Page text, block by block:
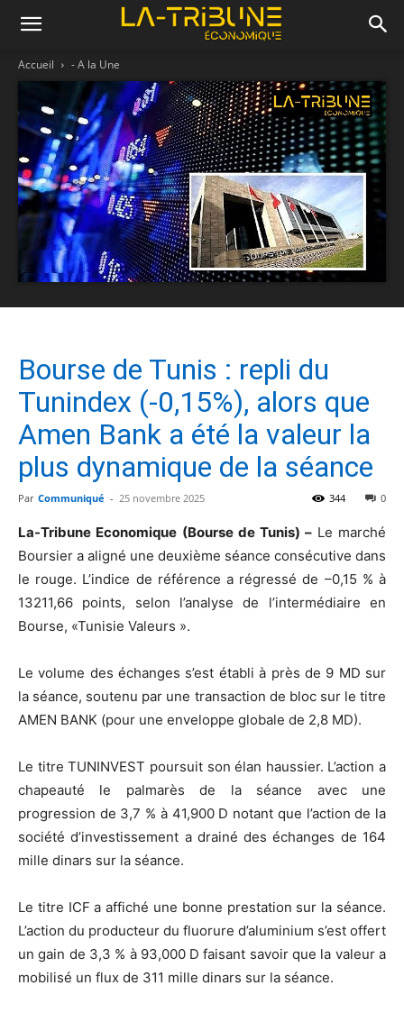
Accueil - A la Une
Bourse de Tunis : repli du
Tunindex (-0,15%), alors que
Amen Bank a été la valeur la
plus dynamique de la séance
Par Communiqué - 25 novembre 2025 0
344
La-Tribune Economique (Bourse de Tunis) – Le marché
Boursier a aligné une deuxième séance consécutive dans
le rouge. L’indice de référence a régressé de –0,15 % à
13211,66 points, selon l’analyse de l’intermédiaire en
Bourse, «Tunisie Valeurs ».
Le volume des échanges s’est établi à près de 9 MD sur
la séance, soutenu par une transaction de bloc sur le titre
AMEN BANK (pour une enveloppe globale de 2,8 MD).
Le titre TUNINVEST poursuit son élan haussier. L’action a
chapeauté le palmarès de la séance avec une
progression de 3,7 % à 41,900 D notant que l’action de la
société d’investissement a drainé des échanges de 164
mille dinars sur la séance.
Le titre ICF a affiché une bonne prestation sur la séance.
L’action du producteur du fluorure d’aluminium s’est offert
un gain de 3,3 % à 93,000 D faisant savoir que la valeur a
mobilisé un flux de 311 mille dinars sur la séance.